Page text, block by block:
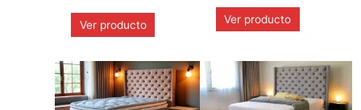
Ver producto Ver producto